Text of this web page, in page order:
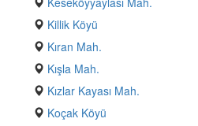
Killik Köyü
Kıran Mah.
Kışla Mah.
Kızlar Kayası Mah.
Koçak Köyü